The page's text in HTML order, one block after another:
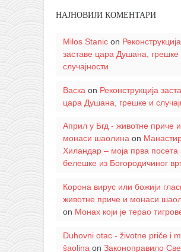
НАЈНОВИЈИ КОМЕНТАРИ
Milos Stanicon Реконструкција
заставе цара Душана, грешке
случајности
Васка on Реконструкција
цара Душана, грешке и
Април у Бгд - животне приче и
монаси шаолинаon
Хиландар – моја прва посета
белешке из Богородичиног
Корона вирус или божији
животне приче и монаси
on Монах који је терао
Duhovni otac - životne priče i
šaolina on Законоправило